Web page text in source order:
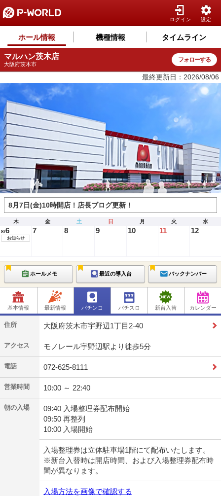
ログイン 設定
ホール情報 機種情報 タイムライン
マルハン茨木店
大阪府茨木市
フォローする
最終更新日：2026/08/06
8月7日(金)10時開店！店長ブログ更新！
木 金 土 日 月 火 水
8/6
お知らせ
7 8 9 10 11 12
ホールメモ 最近の導入台 バックナンバー
基本情報 最新情報 パチンコ パチスロ 新台入替 カレンダー
住所 大阪府茨木市宇野辺1丁目2-40
アクセス モノレール宇野辺駅より徒歩5分
電話 072-625-8111
営業時間 10:00 ～ 22:40
朝の入場
09:40 入場整理券配布開始
09:50 再整列
10:00 入場開始
入場整理券は立体駐車場1階にて配布いたします。
※新台入替時は開店時間、および入場整理券配布時
間が異なります。
入場方法を画像で確認する